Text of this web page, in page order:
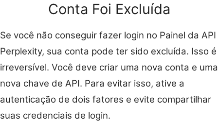
Conta Foi Excluída
Se você não conseguir fazer login no Painel da API
Perplexity, sua conta pode ter sido excluída. Isso é
irreversível. Você deve criar uma nova conta e uma
nova chave de API. Para evitar isso, ative a
autenticação de dois fatores e evite compartilhar
suas credenciais de login.